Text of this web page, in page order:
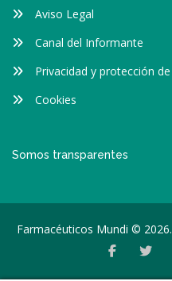
Aviso Legal
Canal del Informante
Privacidad y protección
Cookies
Somos transparentes
Farmacéuticos Mundi ©